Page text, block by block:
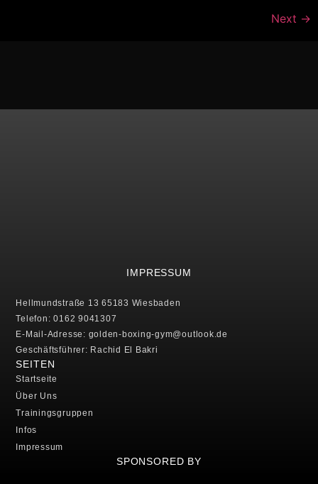
Next →
IMPRESSUM
Hellmundstraße 13 65183 Wiesbaden
Telefon: 0162 9041307
E-Mail-Adresse: golden-boxing-gym@outlook.de
Geschäftsführer: Rachid El Bakri
SEITEN
Startseite
Über Uns
Trainingsgruppen
Infos
Impressum
SPONSORED BY